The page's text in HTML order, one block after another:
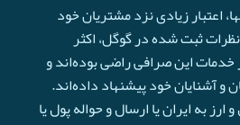
اعتبار زیادی نزد مشتریان خود
ثبت شده در گوگل، اکثر
خدمات این صرافی راضی بوده‌اند و
و آشنایان خود پیشنهاد داده‌اند.
به ایران یا ارسال و حواله پول یا